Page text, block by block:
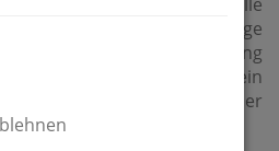
Lage, die vollständige
Wohnumgebung
– ob für ein
oder